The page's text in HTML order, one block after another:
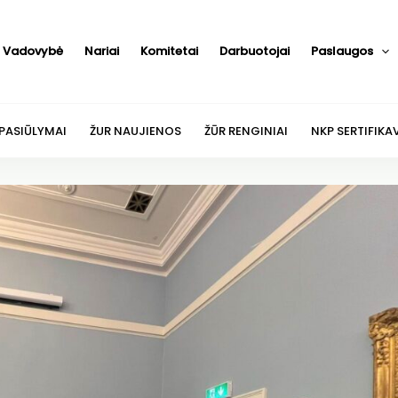
Vadovybė Nariai Komitetai Darbuotojai Paslaugos
ŽUR NAUJIENOS ŽŪR RENGINIAI NKP